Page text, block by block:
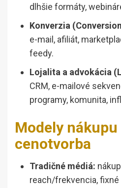
dlhšie formáty,
Konverzia
e-mail, afiliát,
feedy.
Lojalita a advokácia
CRM, e-mailové
programy, komunita,
Modely
cenotvorba
Tradičné médiá:
reach/frekvencia, fixné